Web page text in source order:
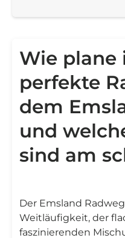
Wie plane
perfekte
dem
und
sind am
Der Emsland
Weitläufigkeit, der
faszinierenden